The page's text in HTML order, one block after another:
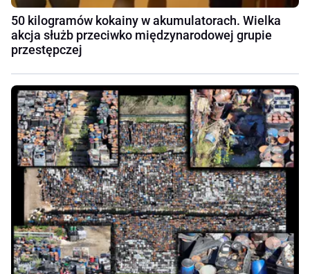
50 kilogramów kokainy w akumulatorach. Wielka
akcja służb przeciwko międzynarodowej grupie
przestępczej